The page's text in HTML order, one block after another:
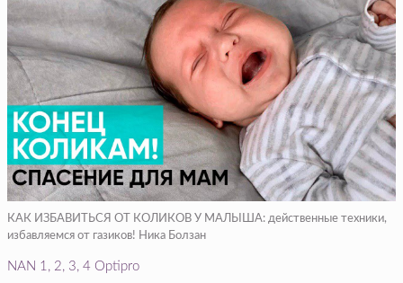
КАК ИЗБАВИТЬСЯ ОТ КОЛИКОВ У МАЛЫША: действенные техники,
избавляемся от газиков! Ника Болзан
NAN 1, 2, 3, 4 Оptipro